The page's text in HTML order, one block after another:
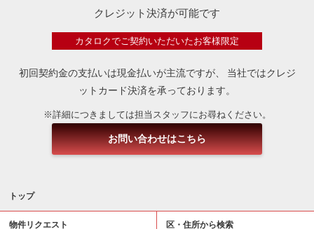
クレジット決済が可能です
カタロクでご契約いただいたお客様限定
初回契約金の支払いは現金払いが主流ですが、
当社ではクレジ
ットカード決済を承っております。
※詳細につきましては担当スタッフにお尋ねください。
お問い合わせはこちら
トップ
物件リクエスト 区・住所から検索